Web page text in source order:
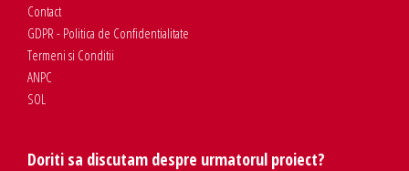
Contact
GDPR - Politica de Confidentialitate
Termeni si Conditii
ANPC
SOL
Doriti sa discutam despre urmatorul proiect?